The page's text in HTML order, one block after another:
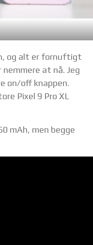
og alt er fornuftigt
at nå. Jeg
on/off knappen.
Pixel 9 Pro XL
mAh, men begge